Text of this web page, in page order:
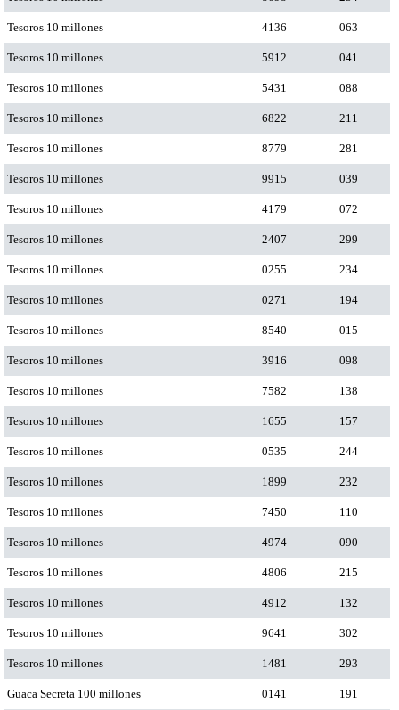
Tesoros 10 millones 4136 063
Tesoros 10 millones 5912 041
Tesoros 10 millones 5431 088
Tesoros 10 millones 6822 211
Tesoros 10 millones 8779 281
Tesoros 10 millones 9915 039
Tesoros 10 millones 4179 072
Tesoros 10 millones 2407 299
Tesoros 10 millones 0255 234
Tesoros 10 millones 0271 194
Tesoros 10 millones 8540 015
Tesoros 10 millones 3916 098
Tesoros 10 millones 7582 138
Tesoros 10 millones 1655 157
Tesoros 10 millones 0535 244
Tesoros 10 millones 1899 232
Tesoros 10 millones 7450 110
Tesoros 10 millones 4974 090
Tesoros 10 millones 4806 215
Tesoros 10 millones 4912 132
Tesoros 10 millones 9641 302
Tesoros 10 millones 1481 293
Guaca Secreta 100 millones 0141 191